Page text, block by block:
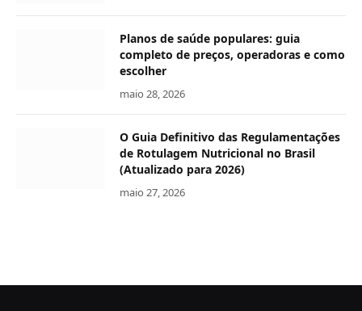
Planos de saúde populares: guia
completo de preços, operadoras e como
escolher
maio 28, 2026
O Guia Definitivo das Regulamentações
de Rotulagem Nutricional no Brasil
(Atualizado para 2026)
maio 27, 2026